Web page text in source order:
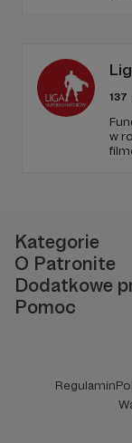
137
w
Kategorie
O Patronite
Dodatkowe
Pomoc
Regulamin